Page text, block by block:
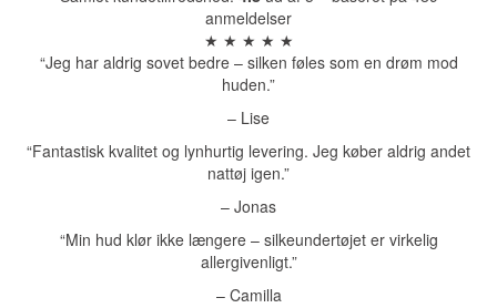
anmeldelser
★ ★ ★ ★ ★
“Jeg har aldrig sovet bedre – silken føles som en drøm mod
huden.”
– Lise
“Fantastisk kvalitet og lynhurtig levering. Jeg køber aldrig andet
nattøj igen.”
– Jonas
“Min hud klør ikke længere – silkeundertøjet er virkelig
allergivenligt.”
– Camilla